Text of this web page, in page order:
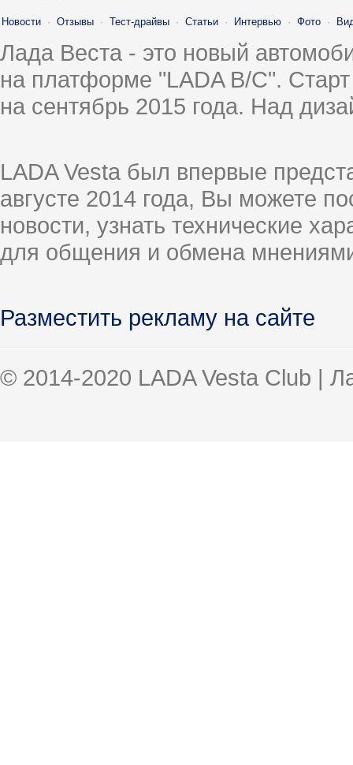
Новости · Отзывы · Тест-драйвы · Статьи · Интервью · Фото ·
Лада Веста - это новый
на платформе "LADA B/C".
на сентябрь 2015 года. Над
LADA Vesta был впервые
августе 2014 года, Вы можете
новости, узнать технические
для общения и обмена
Разместить рекламу на сайте
© 2014-2020 LADA Vesta Club |